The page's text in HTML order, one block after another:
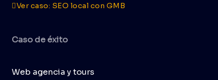
Ver caso: SEO local con GMB
Caso de éxito
Web agencia y tours